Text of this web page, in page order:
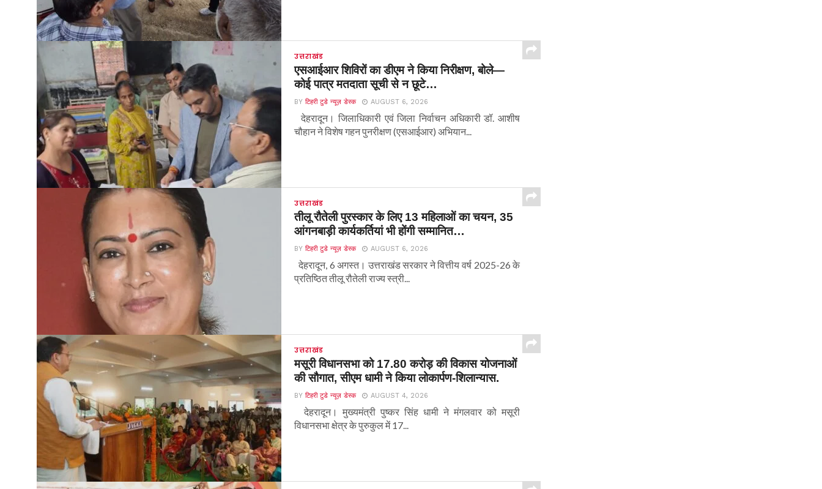
उत्तराखंड
एसआईआर शिविरों का डीएम ने किया निरीक्षण, बोले—
कोई पात्र मतदाता सूची से न छूटे…
BYटिहरी टुडे न्यूज़ डेस्क AUGUST 6, 2026
देहरादून। जिलाधिकारी एवं जिला निर्वाचन अधिकारी डॉ. आशीष
चौहान ने विशेष गहन पुनरीक्षण (एसआईआर) अभियान...
उत्तराखंड
तीलू रौतेली पुरस्कार के लिए 13 महिलाओं का चयन, 35
आंगनबाड़ी कार्यकर्तियां भी होंगी सम्मानित…
BYटिहरी टुडे न्यूज़ डेस्क AUGUST 6, 2026
देहरादून, 6 अगस्त। उत्तराखंड सरकार ने वित्तीय वर्ष 2025-26 के
प्रतिष्ठित तीलू रौतेली राज्य स्त्री...
उत्तराखंड
मसूरी विधानसभा को 17.80 करोड़ की विकास योजनाओं
की सौगात, सीएम धामी ने किया लोकार्पण-शिलान्यास.
BYटिहरी टुडे न्यूज़ डेस्क AUGUST 4, 2026
देहरादून। मुख्यमंत्री पुष्कर सिंह धामी ने मंगलवार को मसूरी
विधानसभा क्षेत्र के पुरुकुल में 17...